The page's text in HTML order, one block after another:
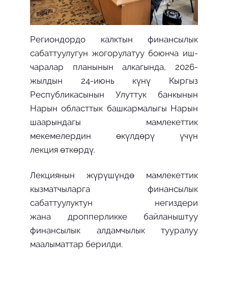
Региондордо калктын финансылык
сабаттуулугун жогорулатуу боюнча иш-
чаралар планынын алкагында, 2026-
жылдын 24-июнь күнү Кыргыз
Республикасынын Улуттук банкынын
Нарын областтык башкармалыгы Нарын
шаарындагы мамлекеттик
мекемелердин өкүлдөрү үчүн
лекция өткөрдү.
Лекциянын жүрүшүндө мамлекеттик
кызматчыларга финансылык
сабаттуулуктун негиздери
жана дропперликке байланыштуу
финансылык алдамчылык тууралуу
маалыматтар берилди.